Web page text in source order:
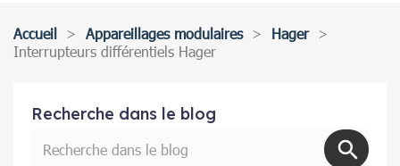
Accueil Appareillages modulaires
Hager
Interrupteurs différentiels Hager
Recherche dans le blog